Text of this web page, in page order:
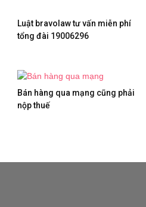
Luật bravolaw tư vấn miễn phí
tổng đài 19006296
Bán hàng qua mạng cũng phải
nộp thuế